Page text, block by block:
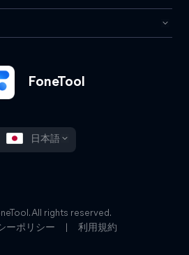
FoneTool
日本語
All rights reserved.
ーポリシー
利用規約